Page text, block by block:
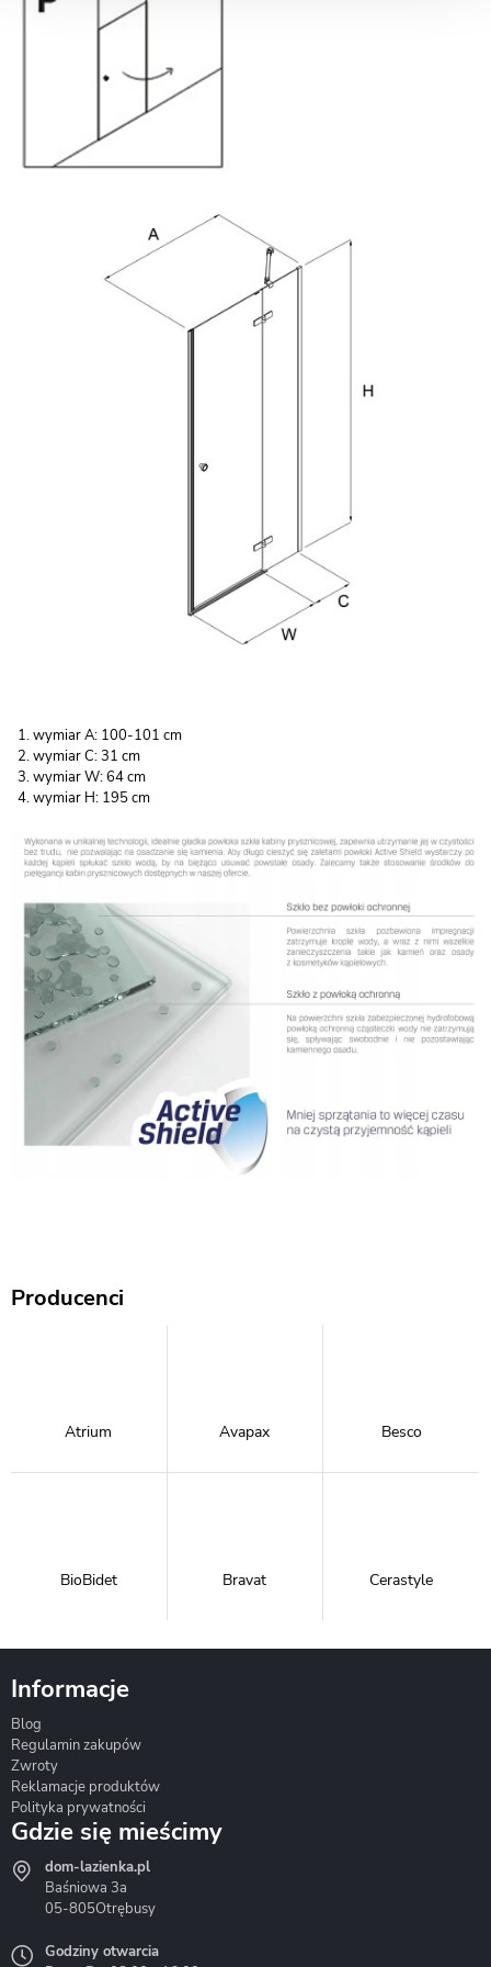
wymiar A: 100-101 cm
wymiar C: 31 cm
wymiar W: 64 cm
wymiar H: 195 cm
Producenci
Atrium Avapax Besco
BioBidet Bravat Cerastyle
Hydrostop
Informacje
Blog
Regulamin zakupów
Zwroty
Reklamacje produktów
Polityka prywatności
Gdzie się mieścimy
dom-lazienka.pl
Baśniowa 3a
05-805Otrębusy
Godziny otwarcia